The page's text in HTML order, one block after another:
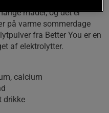
måder, og det er
på varme sommerdage
fra Better You er en
af elektrolytter.
calcium
drikke